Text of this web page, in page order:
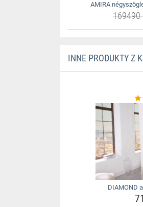
AMIRA
169490
INNE PRODUKTY Z
DIAMOND